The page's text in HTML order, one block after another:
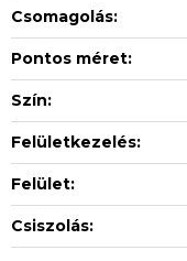
Csomagolás:
Pontos méret:
Szín:
Felületkezelés:
Felület:
Csiszolás: